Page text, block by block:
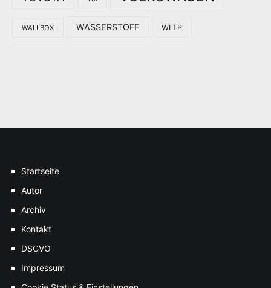
WALLBOX WASSERSTOFF WLTP
Startseite
Autor
Archiv
Kontakt
DSGVO
Impressum